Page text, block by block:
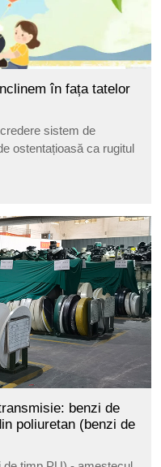
în fața tatelor
sistem de
ostentațioasă ca rugitul
central pentru ca
benzi de
poliuretan (benzi de